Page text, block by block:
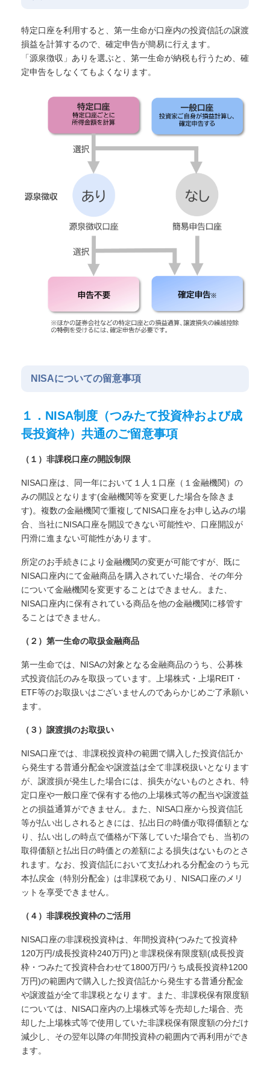
特定口座を利用すると、第一生命が口座内の投資信託の譲渡
損益を計算するので、確定申告が簡易に行えます。
「源泉徴収」ありを選ぶと、第一生命が納税も行うため、確
定申告をしなくてもよくなります。
NISAについての留意事項
１．NISA制度（つみたて投資枠および成
長投資枠）共通のご留意事項
（１）非課税口座の開設制限
NISA口座は、同一年において１人１口座（１金融機関）の
みの開設となります(金融機関等を変更した場合を除きま
す)。複数の金融機関で重複してNISA口座をお申し込みの場
合、当社にNISA口座を開設できない可能性や、口座開設が
円滑に進まない可能性があります。
所定のお手続きにより金融機関の変更が可能ですが、既に
NISA口座内にて金融商品を購入されていた場合、その年分
について金融機関を変更することはできません。また、
NISA口座内に保有されている商品を他の金融機関に移管す
ることはできません。
（２）第一生命の取扱金融商品
第一生命では、NISAの対象となる金融商品のうち、公募株
式投資信託のみを取扱っています。上場株式・上場REIT・
ETF等のお取扱いはございませんのであらかじめご了承願い
ます。
（３）譲渡損のお取扱い
NISA口座では、非課税投資枠の範囲で購入した投資信託か
ら発生する普通分配金や譲渡益は全て非課税扱いとなります
が、譲渡損が発生した場合には、損失がないものとされ、特
定口座や一般口座で保有する他の上場株式等の配当や譲渡益
との損益通算ができません。また、NISA口座から投資信託
等が払い出しされるときには、払出日の時価が取得価額とな
り、払い出しの時点で価格が下落していた場合でも、当初の
取得価額と払出日の時価との差額による損失はないものとさ
れます。なお、投資信託において支払われる分配金のうち元
本払戻金（特別分配金）は非課税であり、NISA口座のメリ
ットを享受できません。
（４）非課税投資枠のご活用
NISA口座の非課税投資枠は、年間投資枠(つみたて投資枠
120万円/成長投資枠240万円)と非課税保有限度額(成長投資
枠・つみたて投資枠合わせて1800万円/うち成長投資枠1200
万円)の範囲内で購入した投資信託から発生する普通分配金
や譲渡益が全て非課税となります。また、非課税保有限度額
については、NISA口座内の上場株式等を売却した場合、売
却した上場株式等で使用していた非課税保有限度額の分だけ
減少し、その翌年以降の年間投資枠の範囲内で再利用ができ
ます。